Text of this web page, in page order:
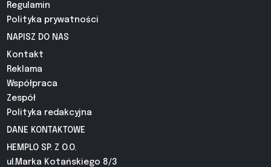
Regulamin
Polityka prywatności
NAPISZ DO NAS
Kontakt
Reklama
Współpraca
Zespół
Polityka redakcyjna
DANE KONTAKTOWE
HEMPLO SP. Z O.O.
ul.Marka Kotańskiego 8/3